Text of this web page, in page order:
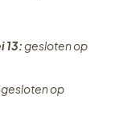
13:gesloten op
gesloten op